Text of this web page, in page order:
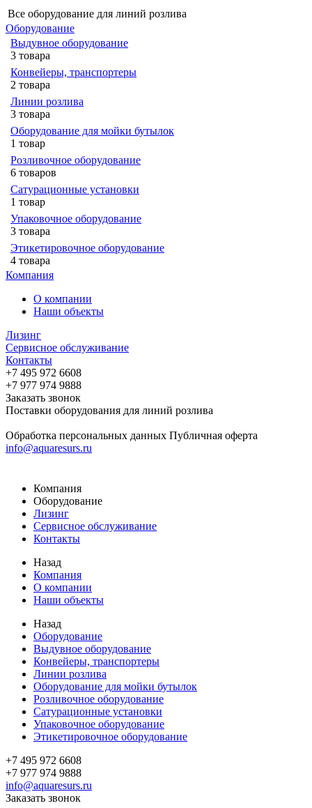
Все оборудование для линий розлива
Оборудование
Выдувное оборудование
3 товара
Конвейеры, транспортеры
2 товара
Линии розлива
3 товара
Оборудование для мойки бутылок
1 товар
Розливочное оборудование
6 товаров
Сатурационные установки
1 товар
Упаковочное оборудование
3 товара
Этикетировочное оборудование
4 товара
Компания
О компании
Наши объекты
Лизинг
Сервисное обслуживание
Контакты
+7 495 972 6608
+7 977 974 9888
Заказать звонок
Поставки оборудования для линий розлива
Обработка персональных данных Публичная оферта
info@aquaresurs.ru
Компания
Оборудование
Лизинг
Сервисное обслуживание
Контакты
Назад
Компания
О компании
Наши объекты
Назад
Оборудование
Выдувное оборудование
Конвейеры, транспортеры
Линии розлива
Оборудование для мойки бутылок
Розливочное оборудование
Сатурационные установки
Упаковочное оборудование
Этикетировочное оборудование
+7 495 972 6608
+7 977 974 9888
info@aquaresurs.ru
Заказать звонок